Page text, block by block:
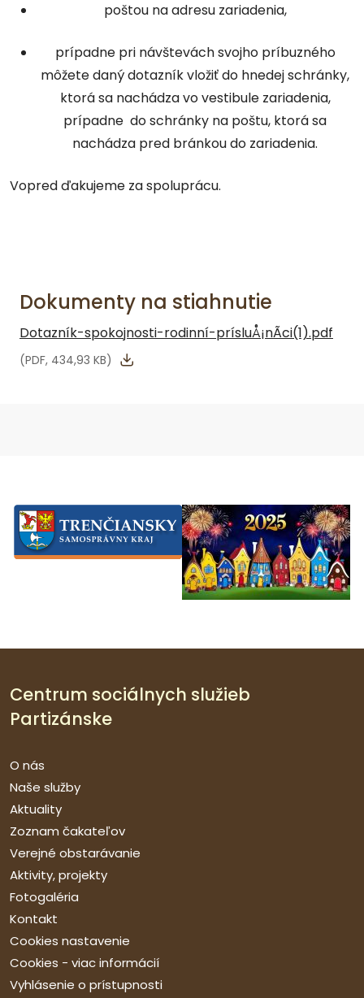
poštou na adresu zariadenia,
prípadne pri návštevách svojho príbuzného
môžete daný dotazník vložiť do hnedej schránky,
ktorá sa nachádza vo vestibule zariadenia,
prípadne do schránky na poštu, ktorá sa
nachádza pred bránkou do zariadenia.
Vopred ďakujeme za spoluprácu.
Dokumenty na stiahnutie
Dotazník-spokojnosti-rodinní-prísluÅ¡nÃ­ci(1).pdf
(PDF, 434,93 KB)
Centrum sociálnych služieb
Partizánske
O nás
Naše služby
Aktuality
Zoznam čakateľov
Verejné obstarávanie
Aktivity, projekty
Fotogaléria
Kontakt
Cookies nastavenie
Cookies - viac informácií
Vyhlásenie o prístupnosti